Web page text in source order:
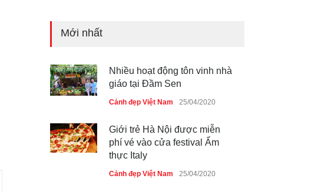
Mới nhất
Nhiều hoạt động tôn vinh nhà
giáo tại Đầm Sen
Cảnh đẹp Việt Nam 25/04/2020
Giới trẻ Hà Nội được miễn
phí vé vào cửa festival Ẩm
thực Italy
Cảnh đẹp Việt Nam 25/04/2020